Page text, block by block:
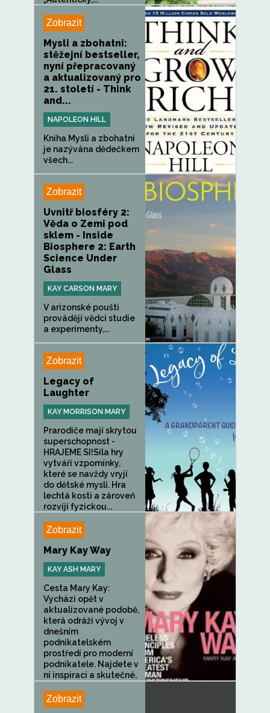
Zobrazit
Mysli a zbohatni:
stěžejní bestseller,
nyní přepracovaný
a aktualizovaný pro
21. století - Think
and...
NAPOLEON HILL
Kniha Mysli a zbohatni
je nazývána dědečkem
všech...
Zobrazit
Uvnitř biosféry 2:
Věda o Zemi pod
sklem - Inside
Biosphere 2: Earth
Science Under
Glass
KAY CARSON MARY
V arizonské poušti
provádějí vědci studie
a experimenty,...
Zobrazit
Legacy of
Laughter
KAY MORRISON MARY
Prarodiče mají skrytou
superschopnost -
HRAJEME SI!Síla hry
vytváří vzpomínky,
které se navždy vryjí
do dětské mysli. Hra
lechtá kosti a zároveň
rozvíjí fyzickou...
Zobrazit
Mary Kay Way
KAY ASH MARY
Cesta Mary Kay:
Vychází opět v
aktualizované podobě,
která odráží vývoj v
dnešním
podnikatelském
prostředí pro moderní
podnikatele. Najdete v
ní inspiraci a skutečné,
Zobrazit